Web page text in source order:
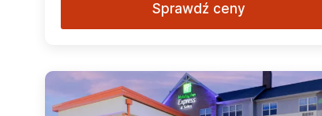
Sprawdź ceny